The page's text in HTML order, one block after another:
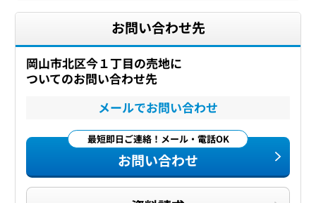
お問い合わせ先
岡山市北区今１丁目の売地に
ついてのお問い合わせ先
メールでお問い合わせ
最短即日ご連絡！メール・電話OK
お問い合わせ